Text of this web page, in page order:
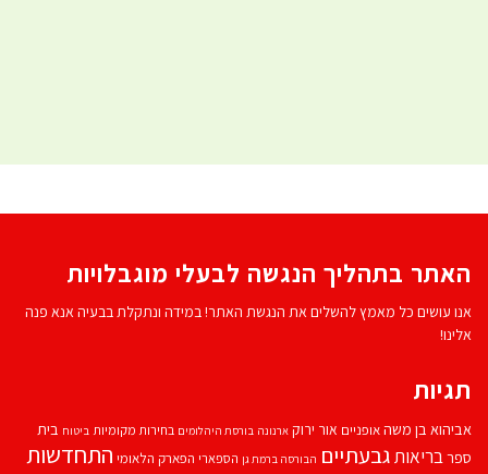
האתר בתהליך הנגשה לבעלי מוגבלויות
אנו עושים כל מאמץ להשלים את הנגשת האתר! במידה ונתקלת בבעיה אנא פנה
אלינו!
תגיות
אביהוא בן משהאופניים אור ירוק ארנונה בורסת היהלומים בחירות מקומיות ביטוח בית
ספרבריאותגבעתיים הבורסה ברמת גן הספארי הפארק הלאומי התחדשות